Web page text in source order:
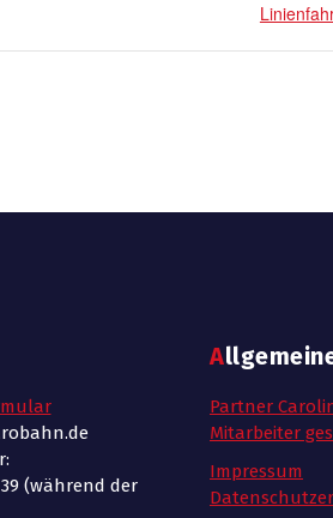
(während der
Partner
Mitarbeiter
Impressum